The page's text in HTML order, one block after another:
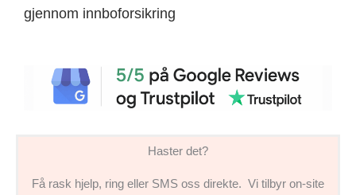
gjennom innboforsikring
Haster det?
Få rask hjelp, ring eller SMS oss direkte. Vi tilbyr on-site